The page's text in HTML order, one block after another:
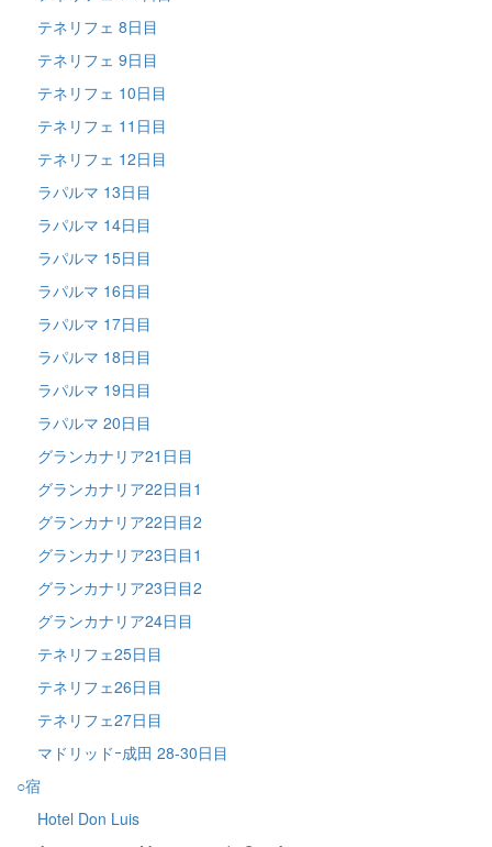
テネリフェ 8日目
テネリフェ 9日目
テネリフェ 10日目
テネリフェ 11日目
テネリフェ 12日目
ラパルマ 13日目
ラパルマ 14日目
ラパルマ 15日目
ラパルマ 16日目
ラパルマ 17日目
ラパルマ 18日目
ラパルマ 19日目
ラパルマ 20日目
グランカナリア21日目
グランカナリア22日目1
グランカナリア22日目2
グランカナリア23日目1
グランカナリア23日目2
グランカナリア24日目
テネリフェ25日目
テネリフェ26日目
テネリフェ27日目
マドリッドｰ成田 28-30日目
○宿
Hotel Don Luis